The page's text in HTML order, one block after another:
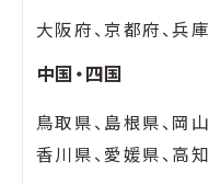
大阪府、京都府、兵
中国・四国
鳥取県、島根県、岡
香川県、愛媛県、高